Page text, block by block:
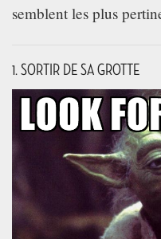
BLOG
ASSOCIATION
semblent les plus
1. SORTIR DE SA GROTTE